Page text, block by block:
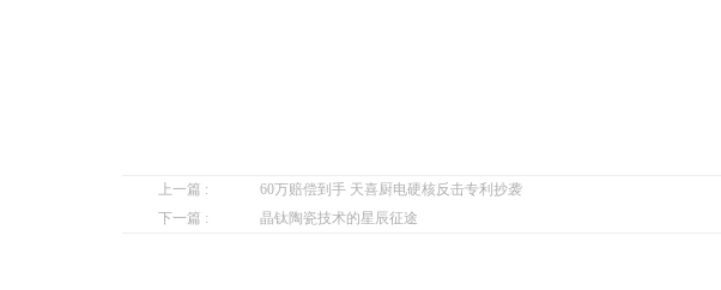
上一篇 :
60万赔偿到手 天喜厨电硬核反击专利抄袭
下一篇 :
晶钛陶瓷技术的星辰征途